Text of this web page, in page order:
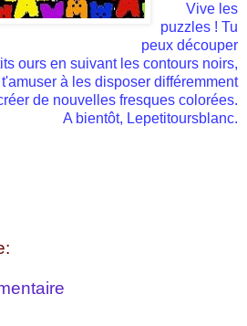
Vive les
puzzles ! Tu
peux découper
ours en suivant les contours noirs,
à les disposer différemment
de nouvelles fresques colorées.
A bientôt, Lepetitoursblanc.